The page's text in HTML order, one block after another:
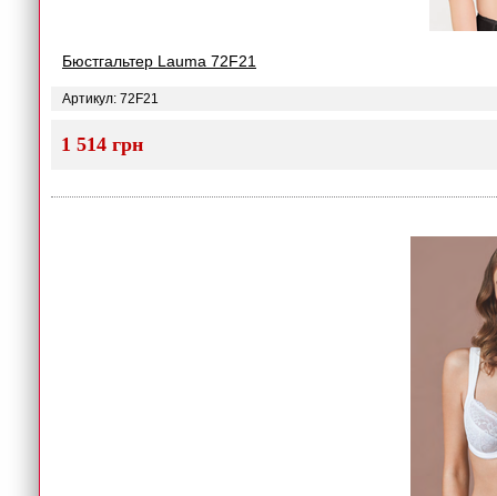
Бюстгальтер Lauma 72F21
Артикул: 72F21
1 514 грн